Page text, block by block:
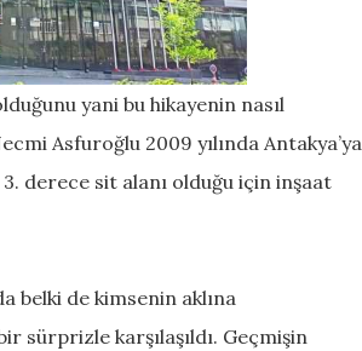
yani bu hikayenin nasıl
Asfuroğlu 2009 yılında Antakya’ya
derece sit alanı olduğu için inşaat
belki de kimsenin aklına
sürprizle karşılaşıldı. Geçmişin